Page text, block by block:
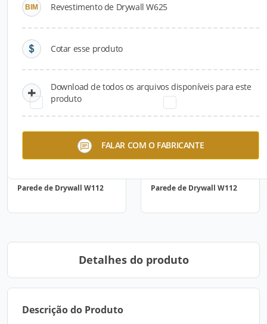
Revestimento de Drywall W625
Cotar esse produto
Download de todos os arquivos disponíveis para este
produto
FALAR COM O FABRICANTE
Parede de Drywall W112
Parede de Drywall W112 Parede de Drywall W112
Detalhes do produto
Descrição do Produto